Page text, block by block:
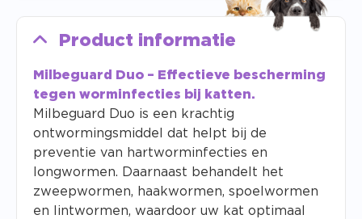
Product informatie
Milbeguard Duo – Effectieve bescherming
tegen worminfecties bij katten.
Milbeguard Duo is een krachtig
ontwormingsmiddel dat helpt bij de
preventie van hartworminfecties en
longwormen. Daarnaast behandelt het
zweepwormen, haakwormen, spoelwormen
en lintwormen, waardoor uw kat optimaal